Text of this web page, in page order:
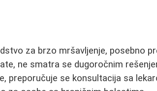
za brzo mršavljenje, posebno
ne smatra se dugoročnim
preporučuje se konsultacija sa